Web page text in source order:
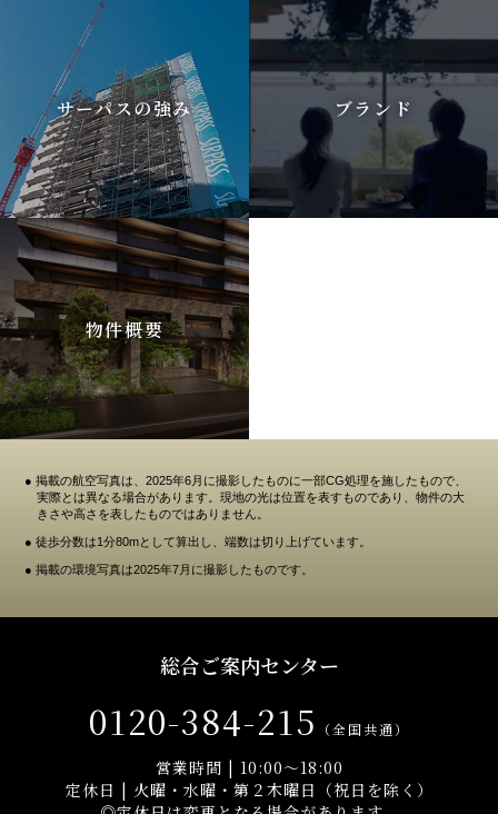
● 掲載の航空写真は、2025年6月に撮影したものに一部CG処理を施したもので、
実際とは異なる場合があります。現地の光は位置を表すものであり、物件の大
きさや高さを表したものではありません。
● 徒歩分数は1分80mとして算出し、端数は切り上げています。
● 掲載の環境写真は2025年7月に撮影したものです。
サーパスの強み ブランド
物件概要
総合ご案内センター
0120-384-215 （全国共通）
営業時間 | 10:00～18:00
定休日 | 火曜・水曜・第２木曜日（祝日を除く）